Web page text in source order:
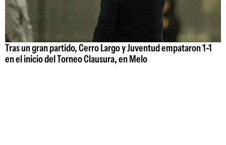
Tras un gran partido, Cerro Largo y Juventud empataron 1-1
en el inicio del Torneo Clausura, en Melo